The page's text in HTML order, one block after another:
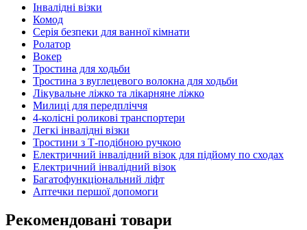
Інвалідні візки
Комод
Серія безпеки для ванної кімнати
Ролатор
Вокер
Тростина для ходьби
Тростина з вуглецевого волокна для ходьби
Лікувальне ліжко та лікарняне ліжко
Милиці для передпліччя
4-колісні роликові транспортери
Легкі інвалідні візки
Тростини з Т-подібною ручкою
Електричний інвалідний візок для підйому по сходах
Електричний інвалідний візок
Багатофункціональний ліфт
Аптечки першої допомоги
Рекомендовані товари